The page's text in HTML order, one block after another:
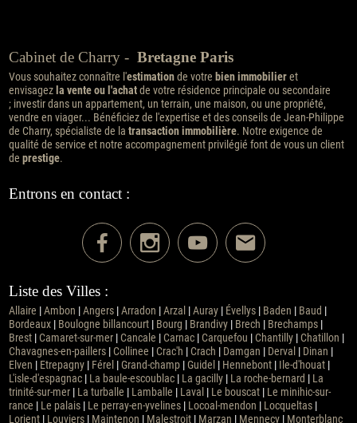
Cabinet de Charry - Bretagne Paris
Vous souhaitez connaître l'estimationde votre bien immobilieret
envisagezla vente ou l'achatde votre résidence principale ou secondaire
; investir dans un appartement, un terrain, une maison, ou une propriété,
vendre en viager... Bénéficiez de l'expertise et des conseils de Jean-Philippe
de Charry, spécialiste de la transaction immobilière. Notre exigence de
qualité de service et notre accompagnement privilégié font de vous un client
de prestige.
Entrons en contact :
Liste des Villes :
Allaire |Ambon |Angers|Arradon |Arzal |Auray| Évellys| Baden | Baud |
Bordeaux| Boulogne billancourt| Bourg | Brandivy| Brech | Brechamps|
Brest|Camaret-sur-mer|Cancale |Carnac|Carquefou |Chantilly|Chatillon |
Chavagnes-en-paillers|Collinee |Crac'h |Crach | Damgan | Derval | Dinan |
Elven | Etrepagny| Férel |Grand-champ|Guidel | Hennebont| Ile-d'houat|
L'isle-d'espagnac| La baule-escoublac| La gacilly| La roche-bernard | La
trinité-sur-mer| La turballe | Lamballe | Laval | Le bouscat| Le minihic-sur-
rance | Le palais| Le perray-en-yvelines| Locoal-mendon | Locqueltas|
Lorient| Louviers| Maintenon | Malestroit| Marzan | Mennecy| Monterblanc